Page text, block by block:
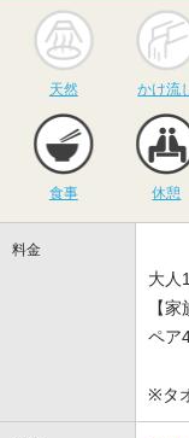
天然 かけ流
食事 休憩
料金
大
【
ペア
※タ